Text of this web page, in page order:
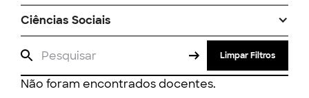
Ciências Sociais
Limpar Filtros
Não foram encontrados docentes.